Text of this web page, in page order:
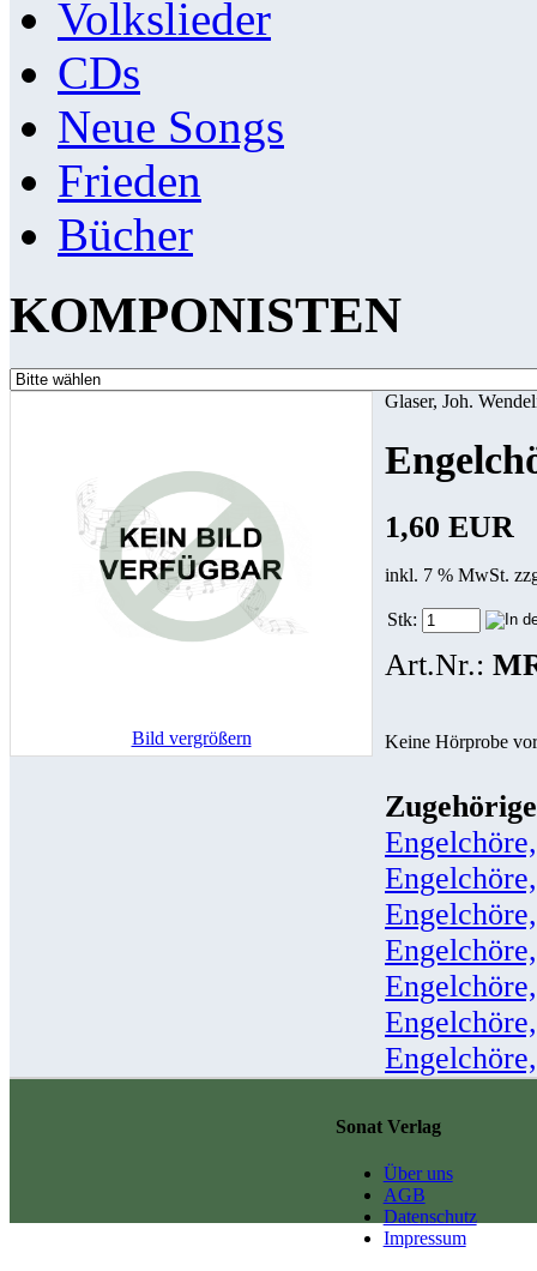
Volkslieder
CDs
Neue Songs
Frieden
Bücher
KOMPONISTEN
Bild vergrößern
Glaser, Joh.
1,60 EUR
inkl. 7 % MwSt.
Stk:
Art.Nr.:
Keine Hörprobe
Sonat Verlag
Über uns
AGB
Datenschutz
Impressum